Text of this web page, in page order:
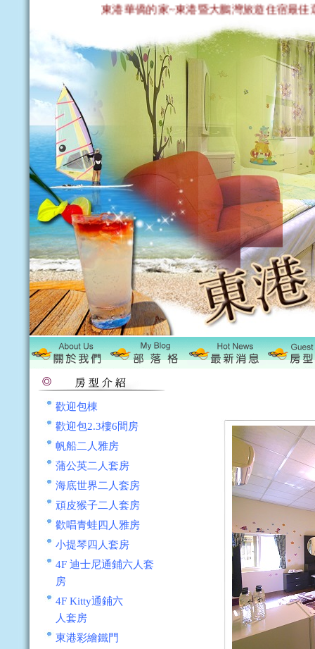
東港華僑的家~東港暨大鵬灣旅遊住宿最佳選
歡迎包棟
歡迎包2.3樓6間房
帆船二人雅房
蒲公英二人套房
海底世界二人套房
頑皮猴子二人套房
歡唱青蛙四人雅房
小提琴四人套房
4F 迪士尼通鋪六人套
房
4F Kitty通鋪六
人套房
東港彩繪鐵門